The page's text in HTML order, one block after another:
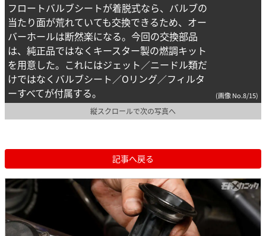
フロートバルブシートが着脱式なら、バルブの
当たり面が荒れていても交換できるため、オー
バーホールは断然楽になる。今回の交換部品
は、純正品ではなくキースター製の燃調キット
を用意した。これにはジェット／ニードル類だ
けではなくバルブシート／Oリング／フィルタ
ーすべてが付属する。
(画像 No.8/15)
縦スクロールで次の写真へ
記事へ戻る